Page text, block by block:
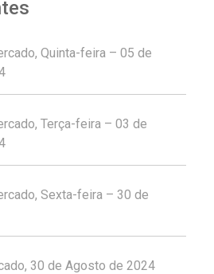
Quinta-feira – 05 de
Terça-feira – 03 de
Sexta-feira – 30 de
30 de Agosto de 2024